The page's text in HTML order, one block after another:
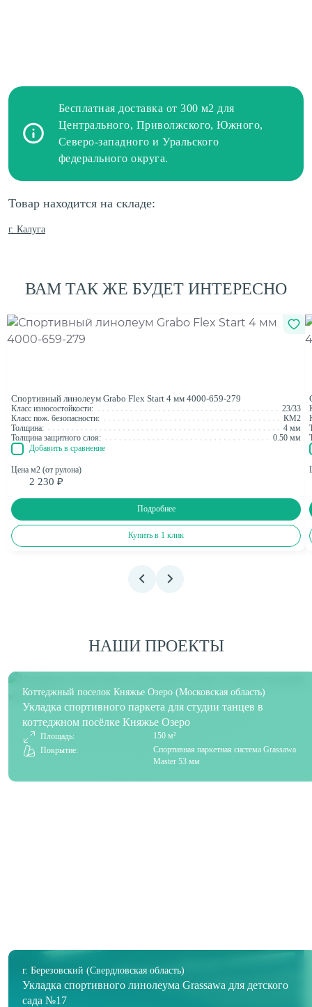
Бесплатная доставка от 300 м2 для
Центрального, Приволжского, Южного,
Северо-западного и Уральского
федерального округа.
Товар находится на складе:
г. Калуга
ВАМ ТАК ЖЕ БУДЕТ ИНТЕРЕСНО
Спортивный линолеум Grabo Flex Start 4 мм 4000-659-279
Класс износостойкости:
23/33
Класс пож. безопасности:
КМ2
Толщина:
4 мм
Толщина защитного слоя:
0.50 мм
Добавить в сравнение
Цена м2 (от рулона)
2 230 ₽
Подробнее
Купить в 1 клик
НАШИ ПРОЕКТЫ
Коттеджный поселок Княжье Озеро (Московская область)
Укладка спортивного паркета для студии танцев в
коттеджном посёлке Княжье Озеро
Площадь:
150 м²
Покрытие:
Спортивная паркетная система Grassawa
Master 53 мм
г. Березовский (Свердловская область)
Укладка спортивного линолеума Grassawa для детского
сада №17